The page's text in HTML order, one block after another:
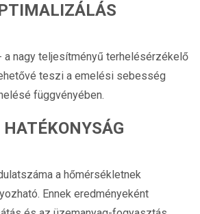
a nagy teljesítményű terhelésérzékelő
teszi a emelési sebesség
függvényében.
HATÉKONYSÁG
a hőmérsékletnek
Ennek eredményeként